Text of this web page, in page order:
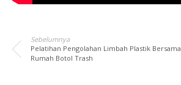
Sebelumnya
Pelatihan Pengolahan Limbah Plastik Bersama
Rumah Botol Trash